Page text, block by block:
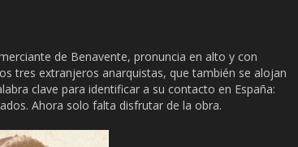
de Benavente, pronuncia en alto y con
tres extranjeros anarquistas, que también se alojan
clave para identificar a su contacto en España:
Ahora solo falta disfrutar de la obra.